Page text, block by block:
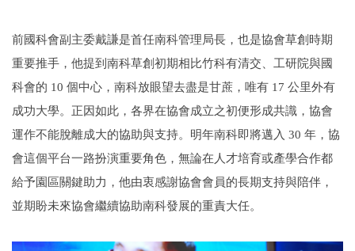
前國科會副主委戴謙是首任南科管理局長，也是協會草創時期
重要推手，他提到南科草創初期相比竹科有清交、工研院與國
科會的 10 個中心，南科放眼望去盡是甘蔗，唯有 17 公里外有
成功大學。正因如此，各界在協會成立之初便形成共識，協會
運作不能脫離成大的協助與支持。明年南科即將邁入 30 年，協
會這個平台一路扮演重要角色，無論在人才培育或產學合作都
給予園區關鍵助力，他由衷感謝協會會員的長期支持與陪伴，
並期盼未來協會繼續協助南科發展的重責大任。